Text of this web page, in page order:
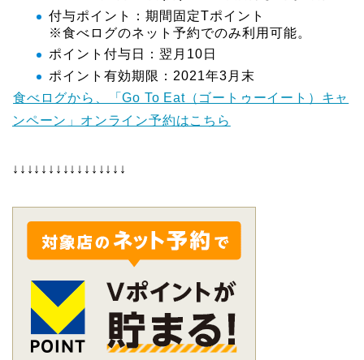
付与ポイント：期間固定Tポイント
※食べログのネット予約でのみ利用可能。
ポイント付与日：翌月10日
ポイント有効期限：2021年3月末
食べログから、「Go To Eat（ゴートゥーイート）キャ
ンペーン」オンライン予約はこちら
↓↓↓↓↓↓↓↓↓↓↓↓↓↓↓↓